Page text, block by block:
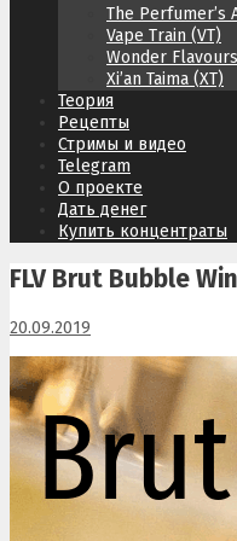
The Perfumer’s
Vape Train (VT)
Wonder
Xi’an Taima (XT)
Теория
Рецепты
Стримы и видео
Telegram
О проекте
Дать денег
Купить концентраты
FLV Brut Bubble
20.09.2019